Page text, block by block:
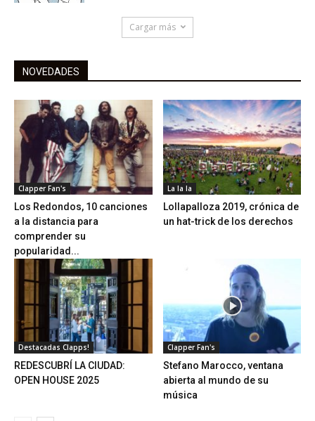
Cargar más
NOVEDADES
Clapper Fan's
Los Redondos, 10 canciones
a la distancia para
comprender su
popularidad...
La la la
Lollapalloza 2019, crónica de
un hat-trick de los derechos
Destacadas Clapps!
REDESCUBRÍ LA CIUDAD:
OPEN HOUSE 2025
Clapper Fan's
Stefano Marocco, ventana
abierta al mundo de su
música